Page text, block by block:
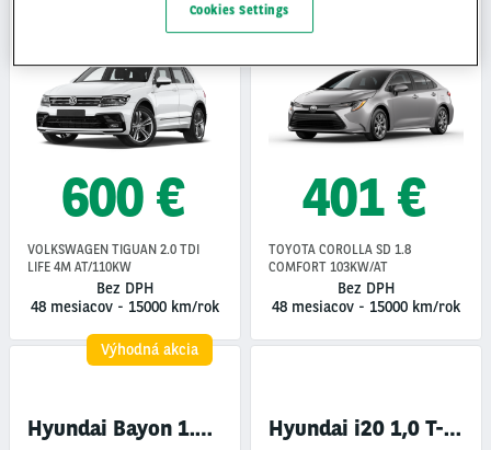
VOLKSWAGEN TIGUAN
600 €
VOLKSWAGEN TIGUAN 2.0 TDI
LIFE 4M AT/110KW
Bez DPH
48 mesiacov - 15000 km/rok
401 €
TOYOTA COROLLA SD 1.8
COMFORT 103KW/AT
Bez DPH
48 mesiacov - 15000 km/rok
Výhodná akcia
Hyundai Bayon 1.2i COMFORT Hyundai i20 1,0 T-GDi COMFORT AT
Cookies Settings